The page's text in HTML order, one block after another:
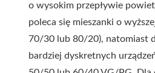
o wysokim przepływie
poleca się mieszanki o
70/30 lub 80/20), natomiast
bardziej dyskretnych